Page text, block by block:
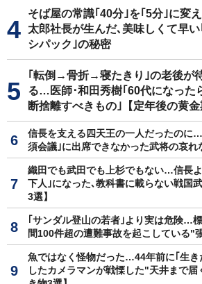
そば屋の常識｢40分｣を｢5分｣に変
太郎社長が生んだ､美味しくて早
シパック｣の秘密
｢転倒→骨折→寝たきり｣の老後が
る…医師･和田秀樹｢60代になった
断捨離すべきもの｣【定年後の黄金
信長を支える四天王の一人だったのに
須会議｣に出席できなかった武将の哀れ
織田でも武田でも上杉でもない…信長
下人｣になった､教科書に載らない戦国
3選】
｢サンダル登山の若者｣より実は危険…
間100件超の遭難事故を起こしている"
魚ではなく怪物だった…44年前に｢生き
したカメラマンが戦慄した"天井まで